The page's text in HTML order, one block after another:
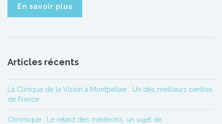
En savoir plus
Articles récents
La Clinique de la Vision à Montpellier : Un des meilleurs centres
de France
Chronique : Le retard des médecins, un sujet de